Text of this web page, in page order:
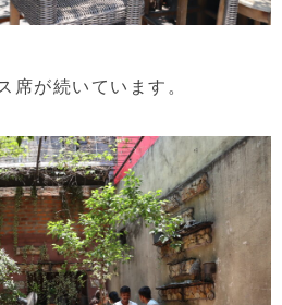
席が続いています。